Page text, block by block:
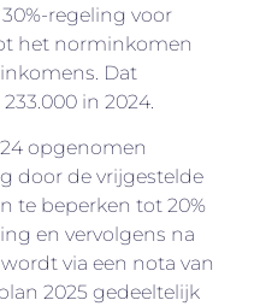
regeling voor
het norminkomen
Dat
in 2024.
opgenomen
door de vrijgestelde
te beperken tot 20%
en vervolgens na
via een nota van
2025 gedeeltelijk